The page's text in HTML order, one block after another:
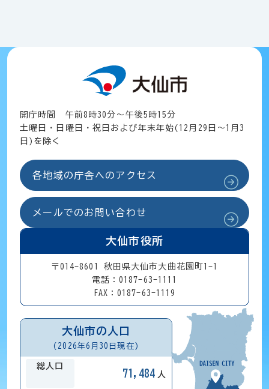
開庁時間 午前8時30分～午後5時15分
土曜日・日曜日・祝日および年末年始(12月29日～1月3
日)を除く
各地域の庁舎へのアクセス
メールでのお問い合わせ
大仙市役所
〒014-8601 秋田県大仙市大曲花園町1-1
電話：0187-63-1111
FAX：0187-63-1119
大仙市の人口
(2026年6月30日現在)
総人口
71,484 人